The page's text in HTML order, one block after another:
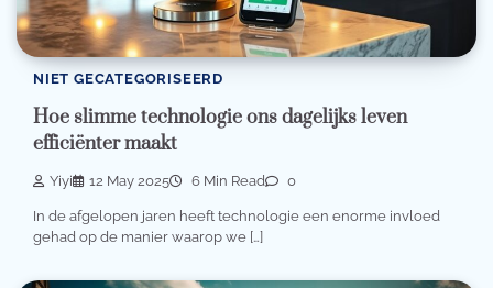
NIET GECATEGORISEERD
Hoe slimme technologie ons dagelijks leven
efficiënter maakt
Yiyi 12 May 2025 6 Min Read 0
In de afgelopen jaren heeft technologie een enorme invloed
gehad op de manier waarop we […]